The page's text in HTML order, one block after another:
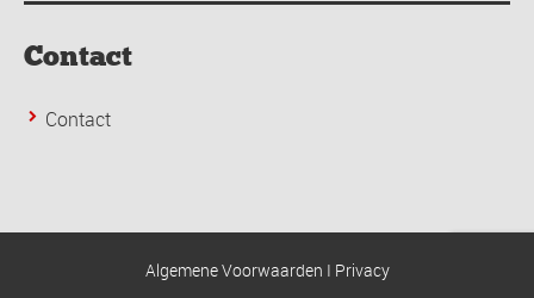
Contact
Contact
Algemene Voorwaarden I Privacy